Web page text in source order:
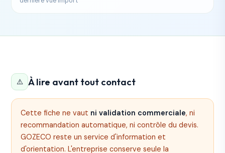
⚠️ À lire avant tout contact
Cette fiche ne vaut ni validation commerciale, ni
recommandation automatique, ni contrôle du devis.
GOZECO reste un service d'information et
d'orientation. L'entreprise conserve seule la